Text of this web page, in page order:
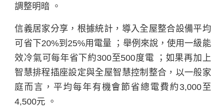
調整明暗 。
信義居家分享，根據統計，導入全屋整合設備平均
可省下20%到25%用電量 ；舉例來說，使用一級能
效冷氣可每年省下約300至500度電 ；如果再加上
智慧排程插座設定與全屋智慧控制整合，以一般家
庭而言，平均每年有機會節省總電費約3,000至
4,500元 。